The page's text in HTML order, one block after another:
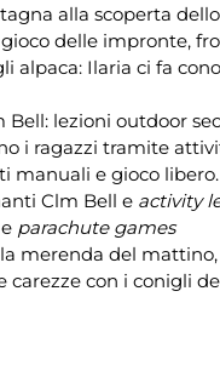
alla scoperta
delle impronte,
alpaca: Ilaria ci fa
lezioni outdoor
i ragazzi tramite
manuali e gioco libero.
Clm Bell e activity
parachute games
merenda del
con i conigli